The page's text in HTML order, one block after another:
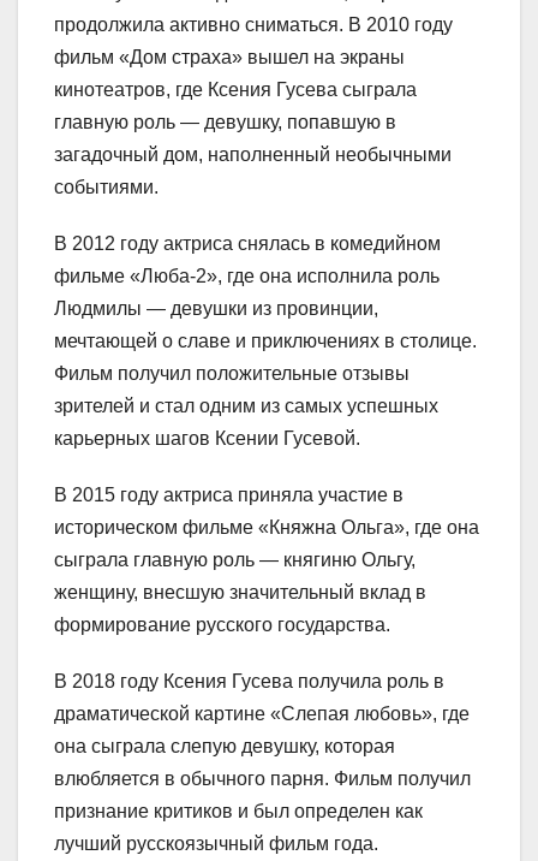
продолжила активно сниматься. В 2010 году
фильм «Дом страха» вышел на экраны
кинотеатров, где Ксения Гусева сыграла
главную роль — девушку, попавшую в
загадочный дом, наполненный необычными
событиями.
В 2012 году актриса снялась в комедийном
фильме «Люба-2», где она исполнила роль
Людмилы — девушки из провинции,
мечтающей о славе и приключениях в столице.
Фильм получил положительные отзывы
зрителей и стал одним из самых успешных
карьерных шагов Ксении Гусевой.
В 2015 году актриса приняла участие в
историческом фильме «Княжна Ольга», где она
сыграла главную роль — княгиню Ольгу,
женщину, внесшую значительный вклад в
формирование русского государства.
В 2018 году Ксения Гусева получила роль в
драматической картине «Слепая любовь», где
она сыграла слепую девушку, которая
влюбляется в обычного парня. Фильм получил
признание критиков и был определен как
лучший русскоязычный фильм года.